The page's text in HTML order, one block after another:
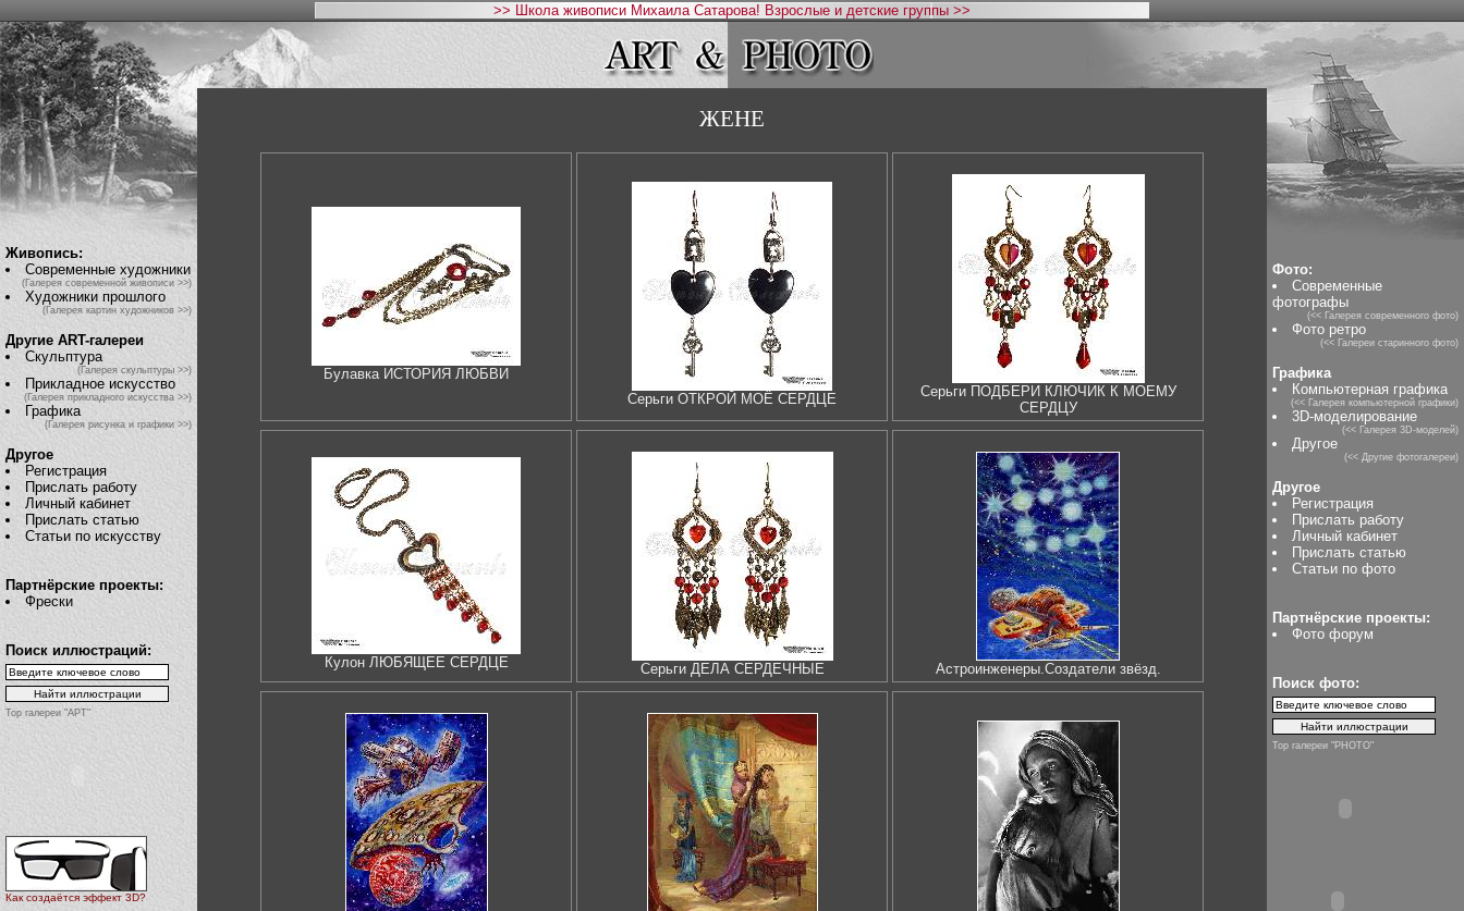
>> Школа живописи Михаила Сатарова! Взрослые и детские группы >>
Живопись:
Современные художники
(Галерея современной живописи >>)
Художники прошлого
(Галерея картин художников >>)
Другие ART-галереи
Скульптура
(Галерея скульптуры >>)
Прикладное искусство
(Галерея прикладного искусства >>)
Графика
(Галерея рисунка и графики >>)
Другое
Регистрация
Прислать работу
Личный кабинет
Прислать статью
Статьи по искусству
Партнёрские проекты:
Фрески
Поиск иллюстраций:
Top галереи "АРТ"
Как создаётся эффект 3D?
ЖЕНЕ
Булавка ИСТОРИЯ ЛЮБВИ
Серьги ОТКРОЙ МОЁ СЕРДЦЕ
Серьги ПОДБЕРИ КЛЮЧИК К МОЕМУ
СЕРДЦУ
Кулон ЛЮБЯЩЕЕ СЕРДЦЕ Серьги ДЕЛА СЕРДЕЧНЫЕ Астроинженеры.Создатели звёзд.
Фото:
Современные
фотографы
(<< Галерея современного фото)
Фото ретро
(<< Галереи старинного фото)
Графика
Компьютерная графика
(<< Галерея компьютерной графики)
3D-моделирование
(<< Галерея 3D-моделей)
Другое
(<< Другие фотогалереи)
Другое
Регистрация
Прислать работу
Личный кабинет
Прислать статью
Статьи по фото
Партнёрские проекты:
Фото форум
Поиск фото:
Top галереи "PHOTO"